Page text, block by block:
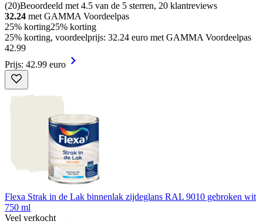
(20)Beoordeeld met 4.5 van de 5 sterren, 20 klantreviews
32.24 met GAMMA Voordeelpas
25% korting25% korting
25% korting, voordeelprijs: 32.24 euro met GAMMA Voordeelpas
42.99
Prijs: 42.99 euro
Flexa Strak in de Lak binnenlak zijdeglans RAL 9010 gebroken wit
750 ml
Veel verkocht